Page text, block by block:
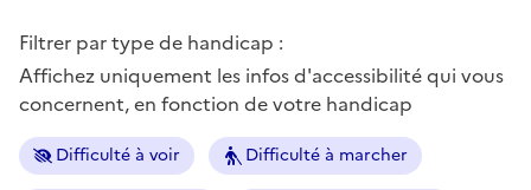
Filtrer par type de handicap :
Affichez uniquement les infos d'accessibilité qui vous
concernent, en fonction de votre handicap
Difficulté à voir Difficulté à marcher